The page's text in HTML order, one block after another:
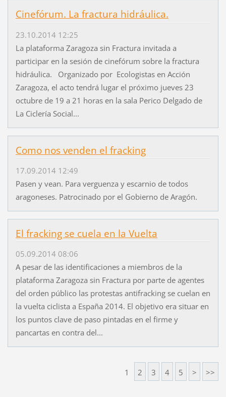
Cinefórum. La fractura hidráulica.
23.10.2014 12:25
La plataforma Zaragoza sin Fractura invitada a
participar en la sesión de cinefórum sobre la fractura
hidráulica. Organizado por Ecologistas en Acción
Zaragoza, el acto tendrá lugar el próximo jueves 23
octubre de 19 a 21 horas en la sala Perico Delgado de
La Ciclería Social...
Como nos venden el fracking
17.09.2014 12:49
Pasen y vean. Para verguenza y escarnio de todos
aragoneses. Patrocinado por el Gobierno de Aragón.
El fracking se cuela en la Vuelta
05.09.2014 08:06
A pesar de las identificaciones a miembros de la
plataforma Zaragoza sin Fractura por parte de agentes
del orden público las protestas antifracking se cuelan en
la vuelta ciclista a España 2014. El objetivo era situar en
los puntos clave de paso pintadas en el firme y
pancartas en contra del...
1 2 3 4 5 > >>